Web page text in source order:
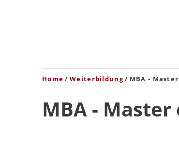
Home Weiterbildung MBA -
MBA -